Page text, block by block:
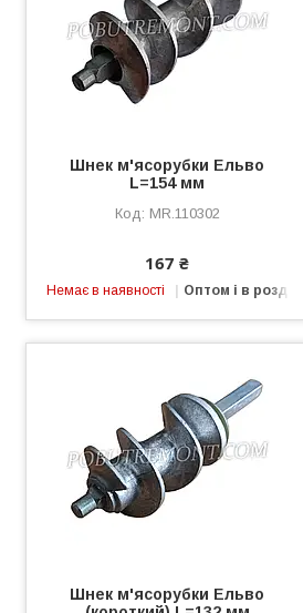
Шнек м'ясорубки Ельво
L=154 мм
MR.110302
167 ₴
Немає в наявності Оптом і в роздріб
Шнек м'ясорубки Ельво